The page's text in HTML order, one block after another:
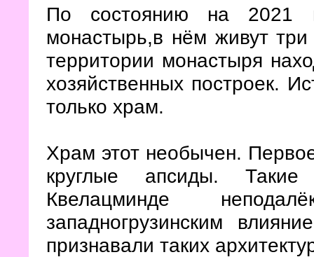
По состоянию на 2021
монастырь,в нём живут
территории монастыря
хозяйственных построек.
только храм.
Храм этот необычен.
круглые апсиды.
Квелацминде
западногрузинским
признавали таких